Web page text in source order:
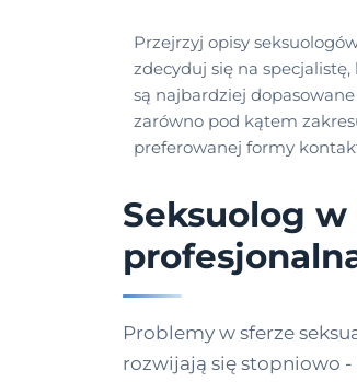
Przejrzyj opisy
zdecyduj się na
są najbardziej
zarówno pod kątem
preferowanej formy
Seksuolog
Problemy w sferze
rozwijają się stopniowo -